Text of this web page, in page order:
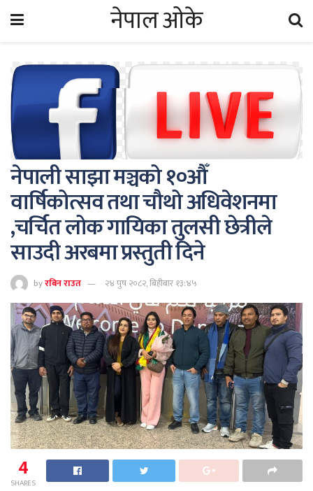
नेपाल ओके
नेपाली साझा मञ्चको १०औँ
वार्षिकोत्सव तथा चौथो अधिवेशनमा
,चर्चित लोक गायिका तुलसी छेत्रीले
साउदी अरबमा प्रस्तुती दिने
byरबिन राउत २४ पुष २०८२, बिहीबार १३:४५
4
SHARES